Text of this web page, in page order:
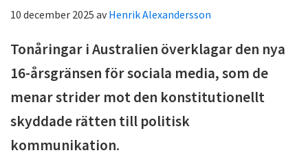
10 december 2025 avHenrik Alexandersson
Tonåringar i Australien överklagar den nya
16-årsgränsen för sociala media, som de
menar strider mot den konstitutionellt
skyddade rätten till politisk
kommunikation.